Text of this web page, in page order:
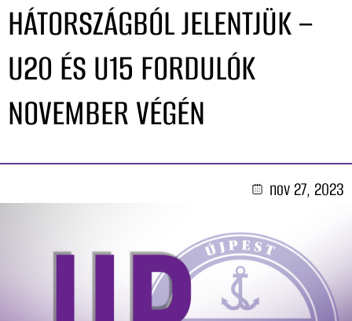
HÁTORSZÁGBÓL JELENTJÜK –
U20 ÉS U15 FORDULÓK
NOVEMBER VÉGÉN
nov 27, 2023